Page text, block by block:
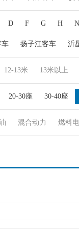
D F G H N
车 扬子江客车 沂
12-13米 13米以上
20-30座 30-40座
混合动力 燃料